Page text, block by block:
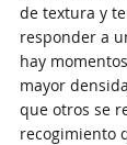
de textura y
responder a
hay
mayor
que otros se
recogimiento